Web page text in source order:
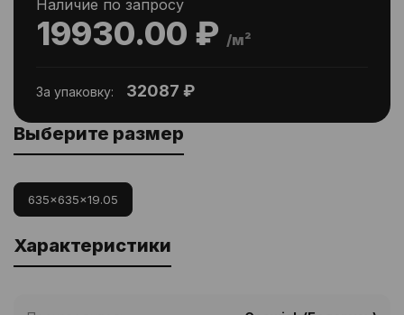
19930.00 ₽ /м²
Наличие по запросу
За упаковку: 32087 ₽
Выберите размер
635x635x19.05
Характеристики